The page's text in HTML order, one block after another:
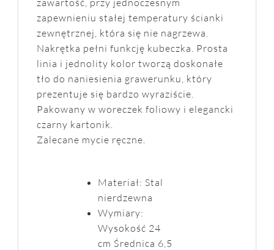
zapewnieniu stałej temperatury ścianki
zewnętrznej, która się nie nagrzewa.
Nakrętka pełni funkcję kubeczka. Prosta
linia i jednolity kolor tworzą doskonałe
tło do naniesienia grawerunku, który
prezentuje się bardzo wyraziście.
Pakowany w woreczek foliowy i elegancki
czarny kartonik.
Zalecane mycie ręczne.
Materiał: Stal
nierdzewna
Wymiary:
Wysokość 24
cm Średnica 6,5